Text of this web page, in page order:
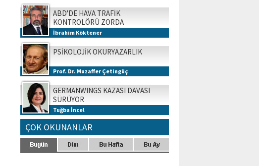
ABD'DE HAVA TRAFİK
KONTROLÖRÜ ZORDA
İbrahim Köktener
PSİKOLOJİK OKURYAZARLIK
Prof. Dr. Muzaffer Çetingüç
GERMANWINGS KAZASI DAVASI
SÜRÜYOR
Tuğba İncel
ÇOK OKUNANLAR